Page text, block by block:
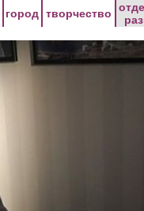
город творчество